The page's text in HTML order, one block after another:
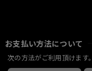
お支払い方法について
次の方法がご利用頂けます。